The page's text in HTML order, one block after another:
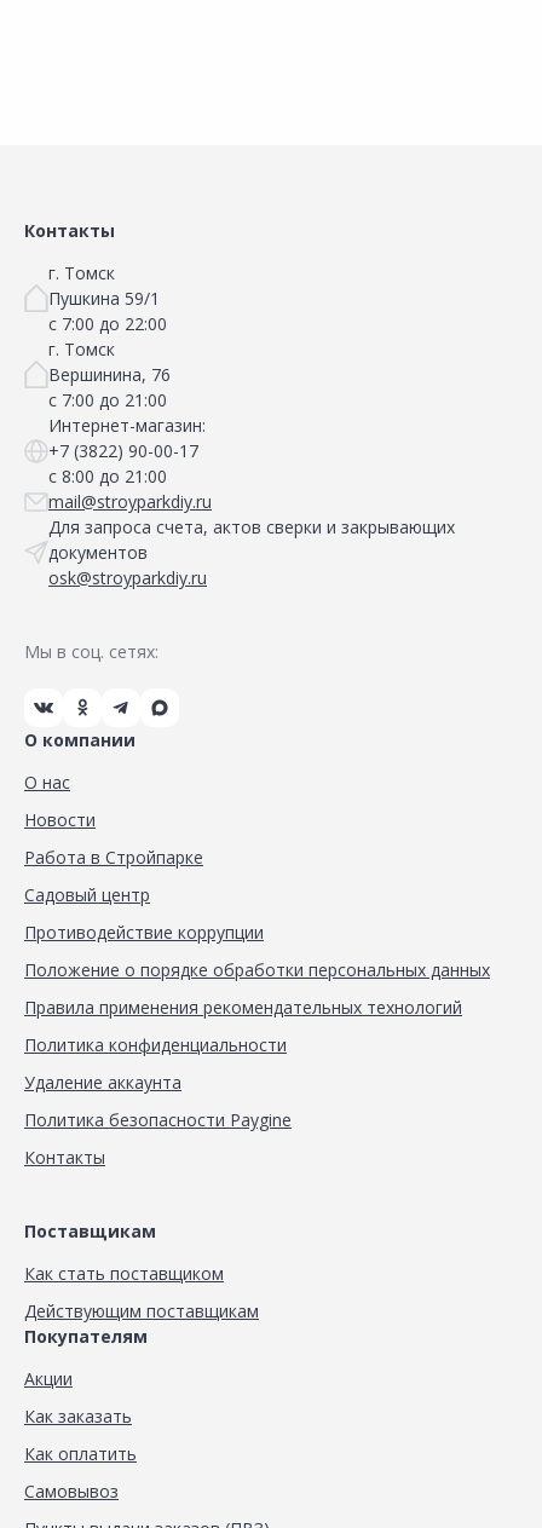
Контакты
г. Томск
Пушкина 59/1
с 7:00 до 22:00
г. Томск
Вершинина, 76
с 7:00 до 21:00
Интернет-магазин:
+7 (3822) 90-00-17
с 8:00 до 21:00
mail@stroyparkdiy.ru
Для запроса счета, актов сверки и закрывающих
документов
osk@stroyparkdiy.ru
Мы в соц. сетях:
О компании
О нас
Новости
Работа в Стройпарке
Садовый центр
Противодействие коррупции
Положение о порядке обработки персональных данных
Правила применения рекомендательных технологий
Политика конфиденциальности
Удаление аккаунта
Политика безопасности Paygine
Контакты
Поставщикам
Как стать поставщиком
Действующим поставщикам
Покупателям
Акции
Как заказать
Как оплатить
Самовывоз